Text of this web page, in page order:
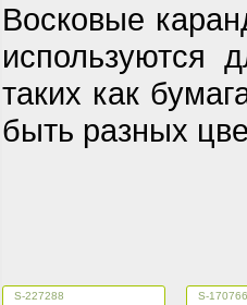
Восковые
используются
таких как
быть разных
S-227288 S-170766